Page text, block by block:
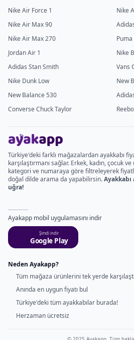
Nike Air Force 1
Nike Air Max 90
Nike Air Max 270
Jordan Air 1
Adidas Stan Smith
Nike Dunk Low
New Balance 530
Converse Chuck Taylor
Nike
Nike
Vans
New
Türkiye'deki farklı mağazalardan ayakkabı
karşılaştırmanı sağlar. Erkek, kadın, çocuk
kategori ve numaraya göre filtreleyerek
doğal dilde arama da yapabilirsin.
uğra!
Ayakapp mobil uygulamasını indir
Şimdi indir
Google Play
Neden Ayakapp?
Tüm mağaza ürünlerini tek yerde
Anında en uygun fiyatı bul
Türkiye'deki tüm ayakkabılar burada!
Herzaman ücretsiz